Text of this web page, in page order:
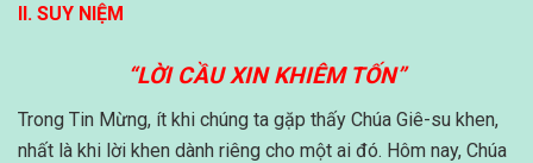
II. SUY NIỆM
“LỜI CẦU XIN KHIÊM TỐN”
Trong Tin Mừng, ít khi chúng ta gặp thấy Chúa Giê-su khen,
nhất là khi lời khen dành riêng cho một ai đó. Hôm nay, Chúa